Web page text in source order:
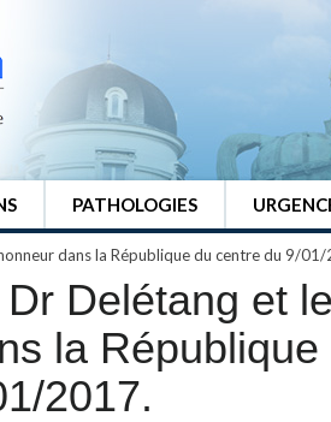
PATHOLOGIES
dans la République du centre du 9/
Dr Delétang et
la
2017.